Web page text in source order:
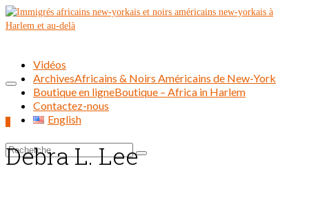
Rechercher :
Vidéos
ArchivesAfricains & Noirs Américains de New-York
Boutique en ligneBoutique – Africa in Harlem
Contactez-nous
English
Debra L. Lee